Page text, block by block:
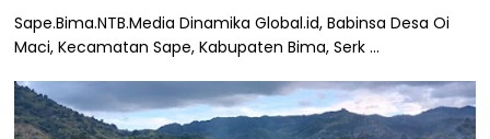
Sape.Bima.NTB.Media Dinamika Global.id, Babinsa Desa Oi
Maci, Kecamatan Sape, Kabupaten Bima, Serk ...